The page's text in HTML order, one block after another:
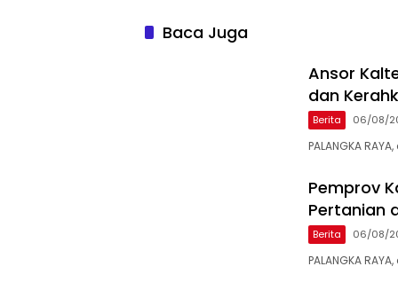
Baca Juga
Ansor
dan
Berita 06/08/
PALANGKA
Pemprov
Pertanian
Berita 06/08/
PALANGKA